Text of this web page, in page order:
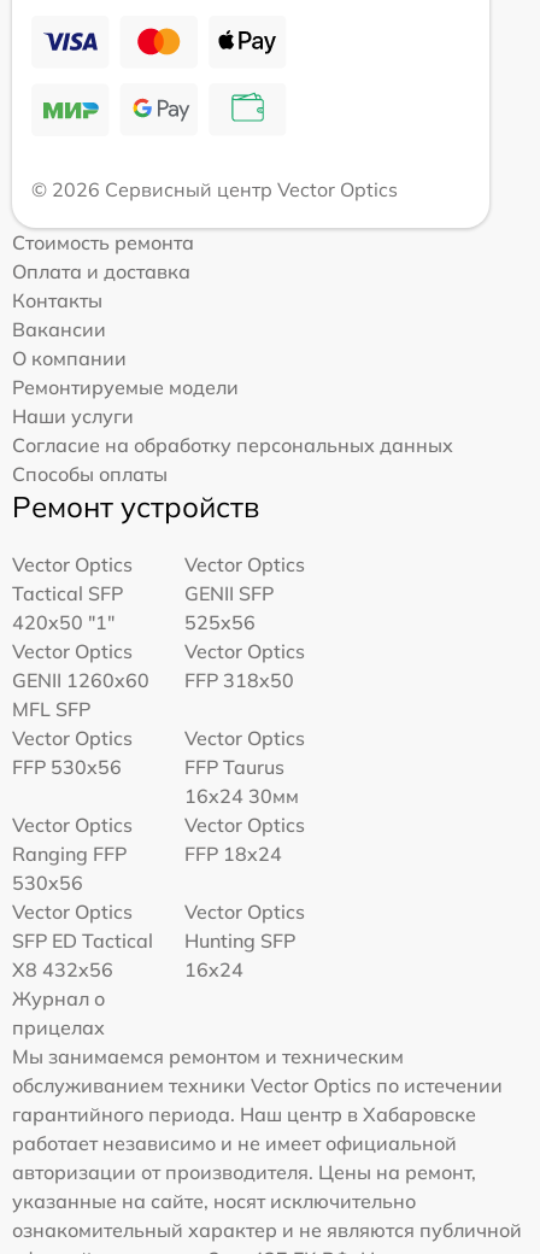
© 2026 Сервисный центр Vector Optics
Стоимость ремонта
Оплата и доставка
Контакты
Вакансии
О компании
Ремонтируемые модели
Наши услуги
Согласие на обработку персональных данных
Способы оплаты
Ремонт устройств
Vector Optics
Tactical SFP
420x50 "1"
Vector Optics
GENII SFP
525x56
Vector Optics
GENII 1260x60
MFL SFP
Vector Optics
FFP 318x50
Vector Optics
FFP 530x56
Vector Optics
FFP Taurus
16x24 30мм
Vector Optics
Ranging FFP
530x56
Vector Optics
FFP 18x24
Vector Optics
SFP ED Tactical
X8 432x56
Vector Optics
Hunting SFP
16x24
Журнал о
прицелах
Мы занимаемся ремонтом и техническим
обслуживанием техники Vector Optics по истечении
гарантийного периода. Наш центр в Хабаровске
работает независимо и не имеет официальной
авторизации от производителя. Цены на ремонт,
указанные на сайте, носят исключительно
ознакомительный характер и не являются публичной